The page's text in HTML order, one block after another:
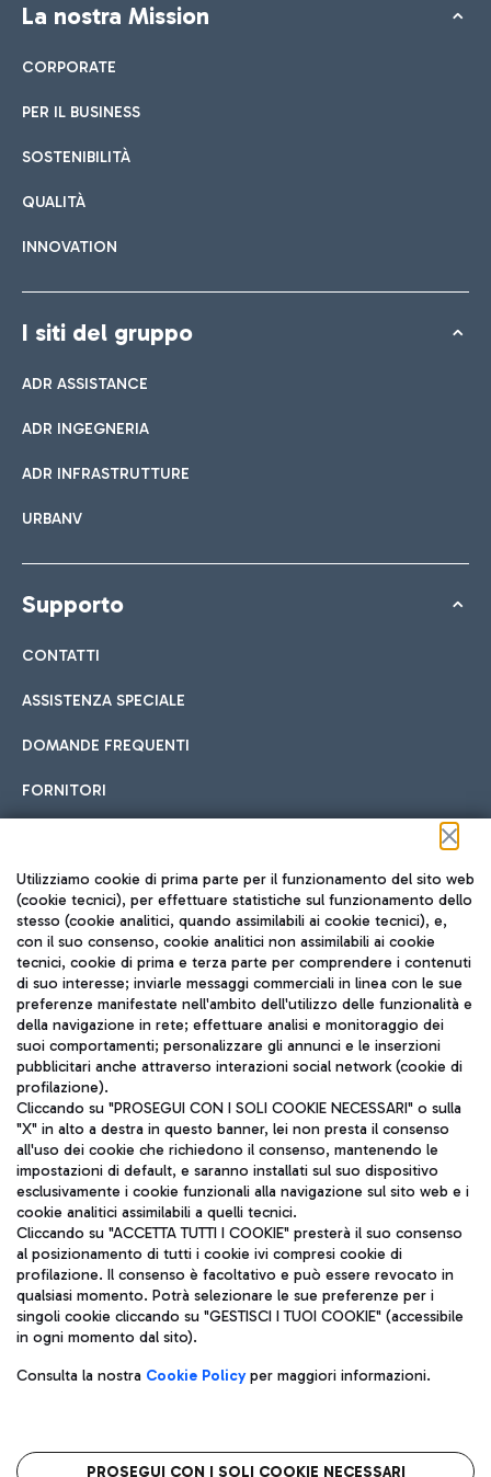
La nostra Mission
CORPORATE
PER IL BUSINESS
SOSTENIBILITÀ
QUALITÀ
INNOVATION
I siti del gruppo
ADR ASSISTANCE
ADR INGEGNERIA
ADR INFRASTRUTTURE
URBANV
Supporto
CONTATTI
ASSISTENZA SPECIALE
DOMANDE FREQUENTI
FORNITORI
Seguici sui social
TRAVEL JOURNAL
ITA
Aeroporti di Roma S.p.A. - Società soggetta a direzione e
coordinamento di Mundys S.p.A.
Codice fiscale e Registro delle Imprese di Roma 13032990155 P.
IVA 06572251004
Capitale sociale 62.224.743,00 int. vers.
Sede legale: Via Pier Paolo Racchetti 1 - 00054 Fiumicino (RM)
telefono +39 06 65951
Privacy policy
Note legali
Roma FCO
Utilizziamo cookie di prima parte per il funzionamento del sito web
(cookie tecnici), per effettuare statistiche sul funzionamento dello
stesso (cookie analitici, quando assimilabili ai cookie tecnici), e,
con il suo consenso, cookie analitici non assimilabili ai cookie
tecnici, cookie di prima e terza parte per comprendere i contenuti
di suo interesse; inviarle messaggi commerciali in linea con le sue
preferenze manifestate nell'ambito dell'utilizzo delle funzionalità e
della navigazione in rete; effettuare analisi e monitoraggio dei
suoi comportamenti; personalizzare gli annunci e le inserzioni
pubblicitari anche attraverso interazioni social network (cookie di
profilazione).
Cliccando su "PROSEGUI CON I SOLI COOKIE NECESSARI" o sulla
"X" in alto a destra in questo banner, lei non presta il consenso
all'uso dei cookie che richiedono il consenso, mantenendo le
impostazioni di default, e saranno installati sul suo dispositivo
esclusivamente i cookie funzionali alla navigazione sul sito web e i
cookie analitici assimilabili a quelli tecnici.
Cliccando su "ACCETTA TUTTI I COOKIE" presterà il suo consenso
al posizionamento di tutti i cookie ivi compresi cookie di
profilazione. Il consenso è facoltativo e può essere revocato in
qualsiasi momento. Potrà selezionare le sue preferenze per i
singoli cookie cliccando su "GESTISCI I TUOI COOKIE" (accessibile
in ogni momento dal sito).
Consulta la nostra Cookie Policyper maggiori informazioni.
PROSEGUI CON I SOLI COOKIE NECESSARI